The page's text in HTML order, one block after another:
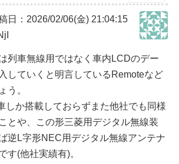
日：2026/02/06(金) 21:04:15
列車無線用ではなく車内LCDのデー
していくと明言しているRemoteなど
う。
しか搭載しておらずまた他社でも同様
とや、この形三菱用デジタル無線装
逆L字形NEC用デジタル無線アンテナ
す(他社実績有)。